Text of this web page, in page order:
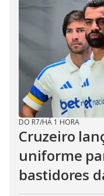
DO R7/HÁ 1 HORA
Cruzeiro
uniforme
bastidores